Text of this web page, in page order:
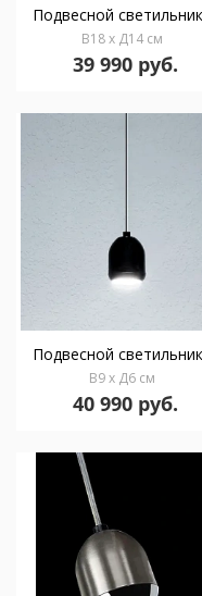
В18 x Д14 см
39 990 руб.
В9 x Д6 см
40 990 руб.